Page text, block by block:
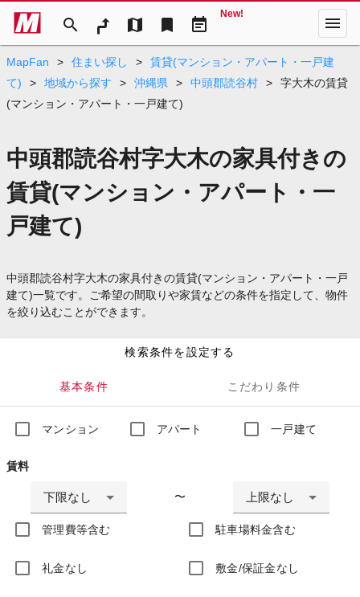
search map bookmark event_note
New! menu
MapFan > 住まい探し >
賃貸(マンション・アパート・一戸建
て)
> 地域から探す > 沖縄県 > 中頭郡読谷村 >
字大木の賃貸
(マンション・アパート・一戸建て)
中頭郡読谷村字大木の家具付きの
賃貸(マンション・アパート・一
戸建て)
中頭郡読谷村字大木の家具付きの賃貸(マンション・アパート・一戸
建て)一覧です。ご希望の間取りや家賃などの条件を指定して、物件
を絞り込むことができます。
検索条件を設定する
基本条件 こだわり条件
マンション アパート 一戸建て
賃料
下限なし 〜 上限なし
管理費等含む 駐車場料金含む
礼金なし 敷金/保証金なし